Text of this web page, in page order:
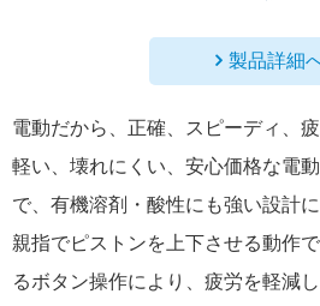
製品詳細
電動だから、正確、スピーディ、
軽い、壊れにくい、安心価格な電
で、有機溶剤・酸性にも強い設計に
親指でピストンを上下させる動作
るボタン操作により、疲労を軽減し